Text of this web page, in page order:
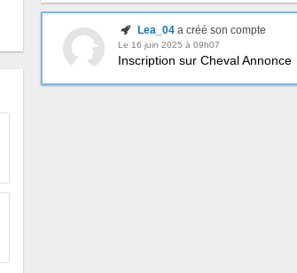
Lea_04a créé son compte
Le 16 juin 2025 à 09h07
Inscription sur Cheval Annonce